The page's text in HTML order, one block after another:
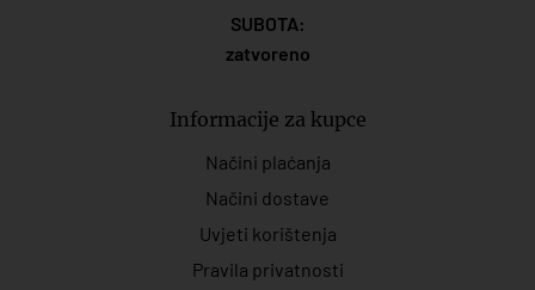
SUBOTA:
zatvoreno
Informacije za kupce
Načini plaćanja
Načini dostave
Uvjeti korištenja
Pravila privatnosti